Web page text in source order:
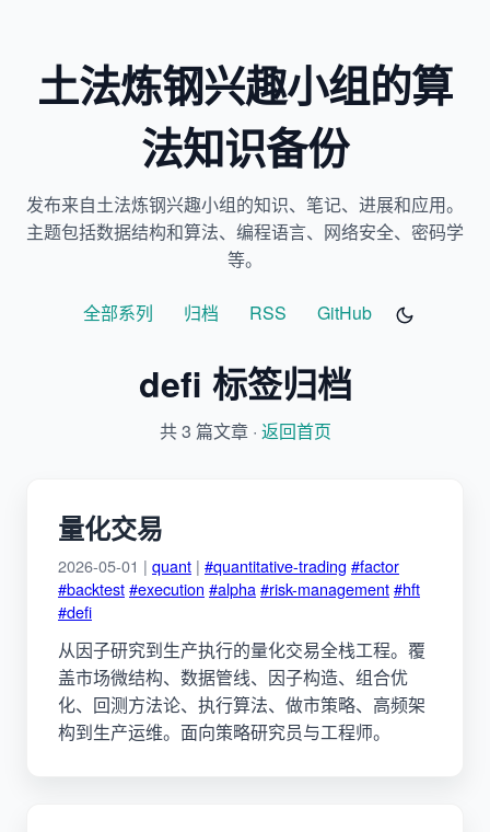
土法炼钢兴趣小组的算
法知识备份
发布来自土法炼钢兴趣小组的知识、笔记、进展和应用。
主题包括数据结构和算法、编程语言、网络安全、密码学
等。
全部系列 归档 RSS GitHub
defi 标签归档
共 3 篇文章 · 返回首页
量化交易
2026-05-01 | quant | #quantitative-trading #factor
#backtest#execution #alpha#risk-management#hft
#defi
从因子研究到生产执行的量化交易全栈工程。覆
盖市场微结构、数据管线、因子构造、组合优
化、回测方法论、执行算法、做市策略、高频架
构到生产运维。面向策略研究员与工程师。